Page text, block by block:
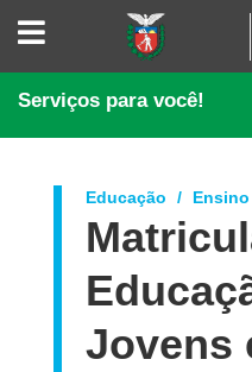
SUPERINTENDÊNCIA-
GOVERNANÇA
Serviços para você!
Educação
Jovens